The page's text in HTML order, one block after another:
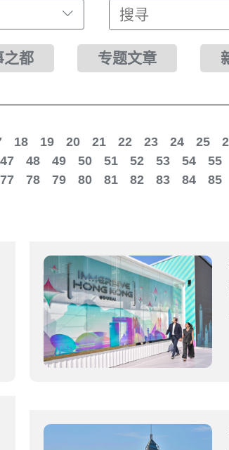
之都 专题文章
18 19 20 21 22 23 24 25
47 48 49 50 51 52 53 54 55
77 78 79 80 81 82 83 84 85